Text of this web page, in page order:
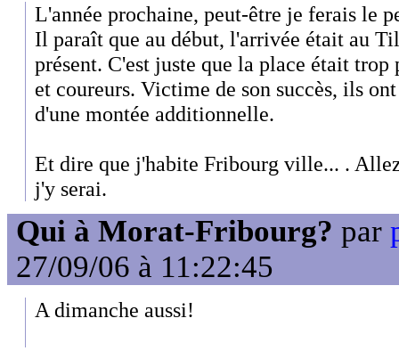
L'année prochaine, peut-être je ferais le
Il paraît que au début, l'arrivée était au
présent. C'est juste que la place était trop
et coureurs. Victime de son succès, ils
d'une montée additionnelle.
Et dire que j'habite Fribourg ville... .
j'y serai.
Qui à Morat-Fribourg? par
27/09/06 à 11:22:45
A dimanche aussi!